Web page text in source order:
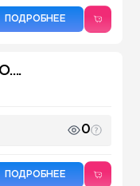
ПОДРОБНЕЕ
0
ПОДРОБНЕЕ